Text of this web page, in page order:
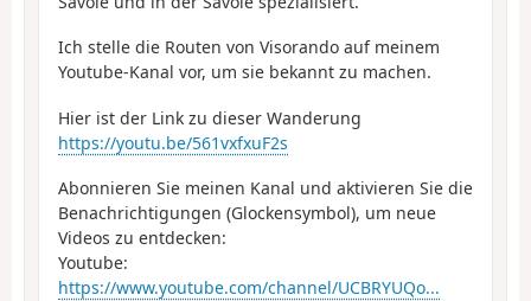
Ich stelle die Routen von Visorando auf meinem
Youtube-Kanal vor, um sie bekannt zu machen.
Hier ist der Link zu dieser Wanderung
https://youtu.be/561vxfxuF2s
Abonnieren Sie meinen Kanal und aktivieren Sie die
Benachrichtigungen (Glockensymbol), um neue
Videos zu entdecken:
Youtube:
https://www.youtube.com/channel/UCBRYUQo...